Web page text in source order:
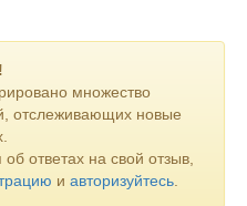
множество
отслеживающих новые
ответах на свой отзыв,
и авторизуйтесь